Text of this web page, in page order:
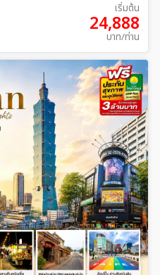
เริ่มต้น
24,888
บาท/ท่าน